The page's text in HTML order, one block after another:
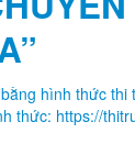
hình thức thi
thức: https://